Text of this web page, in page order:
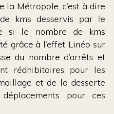
la Métropole, c’est à dire
kms desservis par le
si le nombre de kms
grâce à l’effet Linéo sur
du nombre d’arrêts et
rédhibitoires pour les
et de la desserte
pour ces